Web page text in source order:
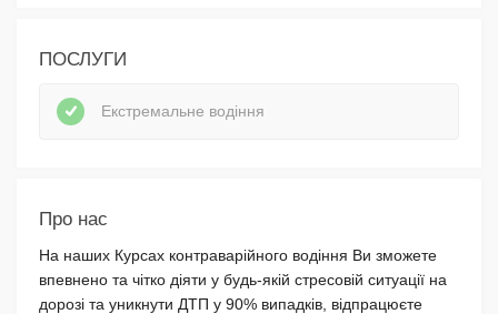
ПОСЛУГИ
Екстремальне водіння
Про нас
На наших Курсах контраварійного водіння Ви зможете
впевнено та чітко діяти у будь-якій стресовій ситуації на
дорозі та уникнути ДТП у 90% випадків, відпрацюєте